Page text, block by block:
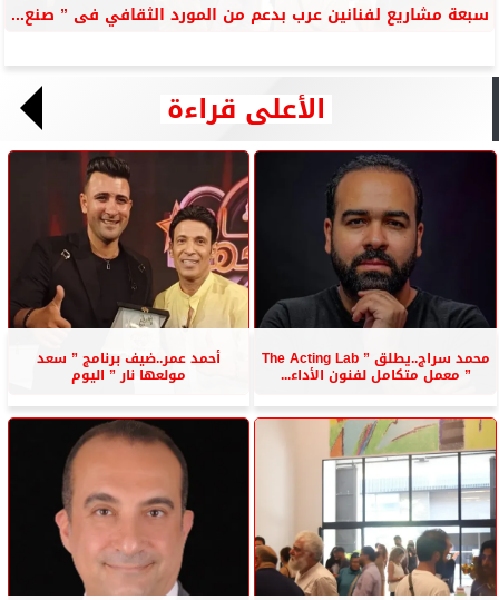
سبعة مشاريع لفنانين عرب بدعم من المورد الثقافي فى ” صنع...
الأعلى قراءة
محمد سراج..يطلق ” The Acting Lab
” معمل متكامل لفنون الأداء...
أحمد عمر..ضيف برنامج ” سعد
مولعها نار ” اليوم